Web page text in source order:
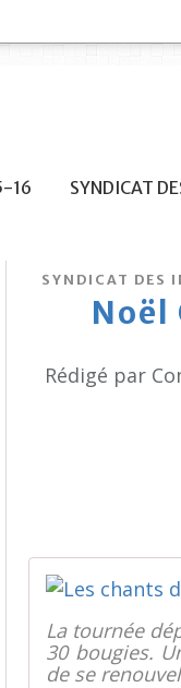
16 SYNDICAT
SYNDICAT DES
Noël
Rédigé par
La tournée
30 bougies.
de se